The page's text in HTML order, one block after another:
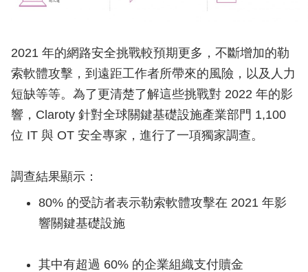
2021 年的網路安全挑戰較預期更多，不斷增加的勒
索軟體攻擊，到遠距工作者所帶來的風險，以及人力
短缺等等。為了更清楚了解這些挑戰對 2022 年的影
響，Claroty 針對全球關鍵基礎設施產業部門 1,100
位 IT 與 OT 安全專家，進行了一項獨家調查。
調查結果顯示：
80% 的受訪者表示勒索軟體攻擊在 2021 年影
響關鍵基礎設施
其中有超過 60% 的企業組織支付贖金